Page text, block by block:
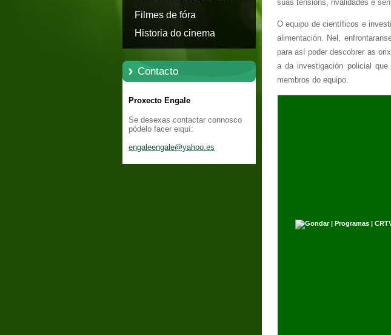
Filmes de fóra
Historia do cinema
Contacto
Proxecto Engale
Se desexas contactar connosco
pódelo facer eiquí:
engaleengale@yahoo.es
súas tensións, rivalidades e
O equipo de científicos e
alimentación. Nel,
para así poder descobrer as
a da investigación policial
membros do equipo.